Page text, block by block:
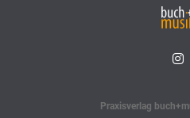
Praxisverlag